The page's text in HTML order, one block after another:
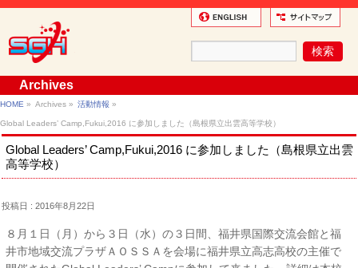
Archives
HOME » Archives » 活動情報 »
Global Leaders’ Camp,Fukui,2016 に参加しました（島根県立出雲高等学校）
Global Leaders’ Camp,Fukui,2016 に参加しました（島根県立出雲
高等学校）
投稿日 : 2016年8月22日
８月１日（月）から３日（水）の３日間、福井県国際交流会館と福
井市地域交流プラザＡＯＳＳＡを会場に福井県立高志高校の主催で